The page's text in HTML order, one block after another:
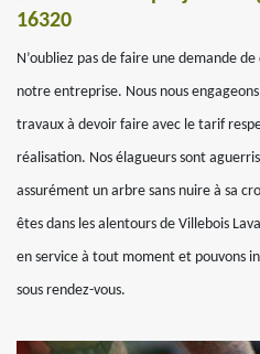
16320
N’oubliez pas de faire une demande
notre entreprise. Nous nous
travaux à devoir faire avec le tarif
réalisation. Nos élagueurs sont
assurément un arbre sans nuire à sa
êtes dans les alentours de Villebois
en service à tout moment et pouvons
sous rendez-vous.